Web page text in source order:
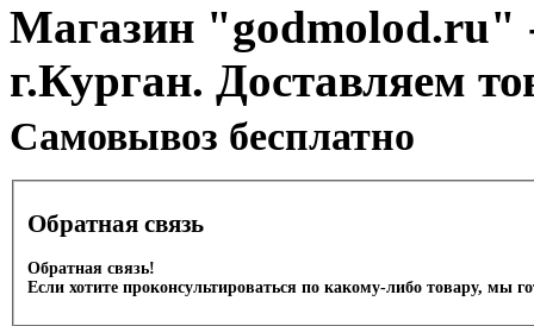
Магазин "godmolod.ru"
г.Курган. Доставляем
Cамовывоз бесплатно
Обратная связь
Обратная связь!
Если хотите проконсультироваться по какому-либо товару, мы